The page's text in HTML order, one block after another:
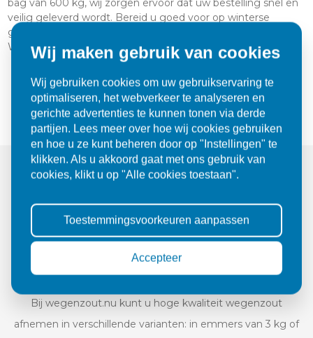
bag van 600 kg, wij zorgen ervoor dat uw bestelling snel en
veilig geleverd wordt. Bereid u goed voor op winterse
gladheid en kies voor de kwaliteit en service van
Wegenzout.nu!
Bent u op zoek naar bulk strooizout, los gestort?Vraag
hier een offerte aan
Wegenzout.nu: dé specialist in
strooizout
Bij wegenzout.nu kunt u hoge kwaliteit wegenzout
afnemen in verschillende varianten: in emmers van 3 kg of
Wij maken gebruik van cookies
Wij gebruiken cookies om uw gebruikservaring te
optimaliseren, het webverkeer te analyseren en
gerichte advertenties te kunnen tonen via derde
partijen. Lees meer over hoe wij cookies gebruiken
en hoe u ze kunt beheren door op "Instellingen" te
klikken. Als u akkoord gaat met ons gebruik van
cookies, klikt u op "Alle cookies toestaan".
Toestemmingsvoorkeuren aanpassen
Accepteer